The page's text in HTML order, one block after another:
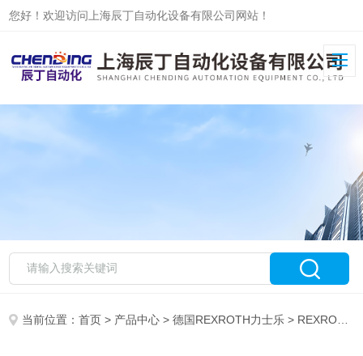
您好！欢迎访问上海辰丁自动化设备有限公司网站！
当前位置：首页 > 产品中心 >德国REXROTH力士乐 > REXROTH力士乐放大器